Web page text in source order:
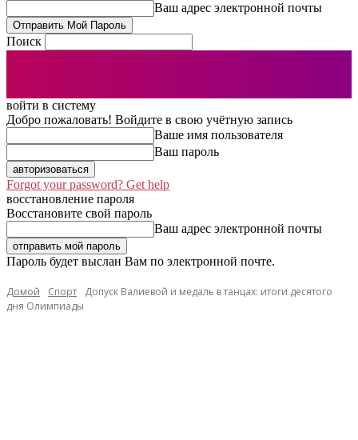
Ваш адрес электронной почты
Поиск
войти в систему
Добро пожаловать! Войдите в свою учётную запись
Ваше имя пользователя
Ваш пароль
Forgot your password? Get help
восстановление пароля
Восстановите свой пароль
Ваш адрес электронной почты
Пароль будет выслан Вам по электронной почте.
Домой Спорт
Допуск Валиевой и медаль в танцах: итоги десятого
дня Олимпиады